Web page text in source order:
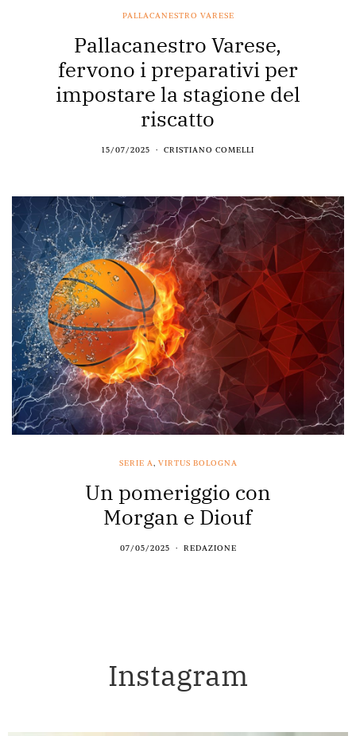
PALLACANESTRO VARESE
Pallacanestro Varese,
fervono i preparativi per
impostare la stagione del
riscatto
15/07/2025 CRISTIANO COMELLI
SERIE A, VIRTUS BOLOGNA
Un pomeriggio con
Morgan e Diouf
07/05/2025 REDAZIONE
Instagram